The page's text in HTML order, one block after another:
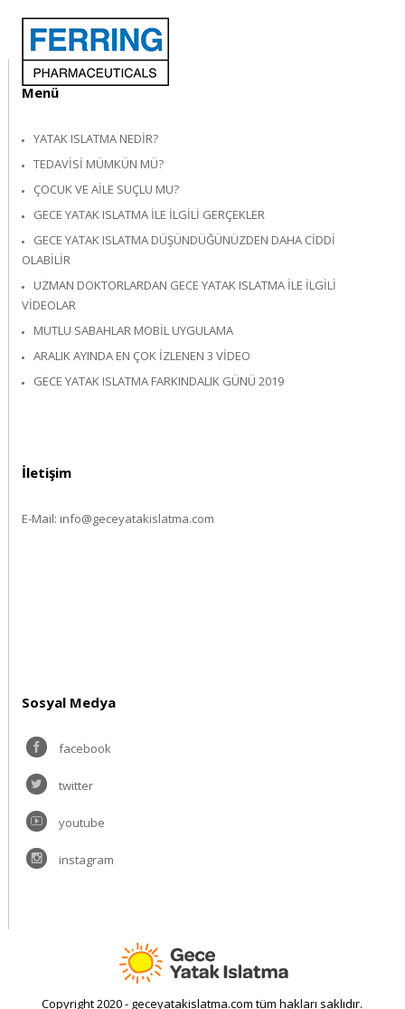
Menü
YATAK ISLATMA NEDIR?
TEDAVISI MÜMKÜN MÜ?
ÇOCUK VE AILE SUÇLU MU?
GECE YATAK ISLATMA ILE İLGILI GERÇEKLER
GECE YATAK ISLATMA DÜŞÜNDÜĞÜNÜZDEN DAHA CIDDI
OLABILIR
UZMAN DOKTORLARDAN GECE YATAK ISLATMA İLE İLGILI
VIDEOLAR
MUTLU SABAHLAR MOBIL UYGULAMA
ARALIK AYINDA EN ÇOK İZLENEN 3 VIDEO
GECE YATAK ISLATMA FARKINDALIK GÜNÜ 2019
İletişim
E-Mail: info@geceyatakislatma.com
Sosyal Medya
facebook
twitter
youtube
instagram
Copyright 2020 - geceyatakislatma.com tüm hakları saklıdır.